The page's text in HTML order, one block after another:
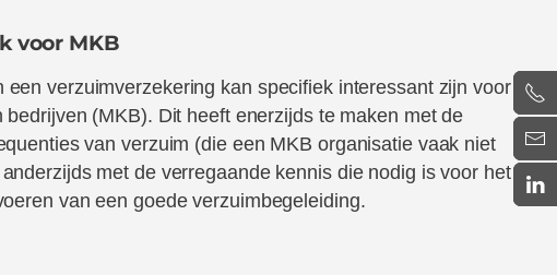
voor MKB
een verzuimverzekering kan specifiek interessant zijn voor
bedrijven (MKB). Dit heeft enerzijds te maken met de
van verzuim (die een MKB organisatie vaak niet
met de verregaande kennis die nodig is voor het
van een goede verzuimbegeleiding.